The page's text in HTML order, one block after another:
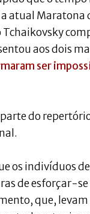
atual Maratona
aos dois
ser
do
os indivíduos
de esforçar-
que, levam